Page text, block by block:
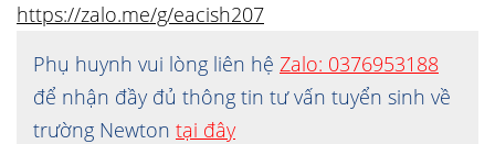
https://zalo.me/g/eacish207
Phụ huynh vui lòng liên hệ Zalo: 0376953188
để nhận đầy đủ thông tin tư vấn tuyển sinh về
trường Newton tại đây